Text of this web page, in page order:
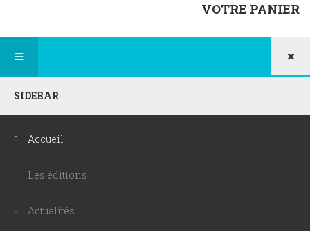
VOTRE PANIER
SIDEBAR
×
Accueil
Les éditions
Actualités